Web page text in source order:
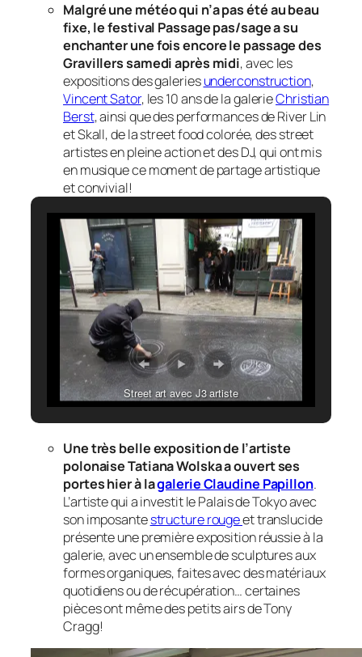
Malgré une météo qui n’a pas été au beau
fixe, le festival Passage pas/sage a su
enchanter une fois encore le passage des
Gravillers samedi après midi, avec les
expositions des galeriesunderconstruction,
Vincent Sator, les 10 ans de la galerieChristian
Berst, ainsi que des performances de River Lin
et Skall, de la street food colorée, des street
artistes en pleine action et des DJ, qui ont mis
en musique ce moment de partage artistique
et convivial!
Street art avec J3 artiste
Une très belle exposition de l’artiste
polonaise Tatiana Wolska a ouvert ses
portes hier à lagalerie Claudine Papillon.
L’artiste qui a investit le Palais de Tokyo avec
son imposantestructure rougeet translucide
présente une première exposition réussie à la
galerie, avec un ensemble de sculptures aux
formes organiques, faites avec des matériaux
quotidiens ou de récupération… certaines
pièces ont même des petits airs de Tony
Cragg!